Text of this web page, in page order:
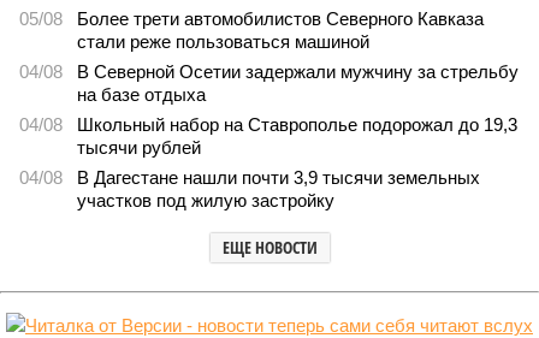
05/08
Более трети автомобилистов Северного Кавказа
стали реже пользоваться машиной
04/08
В Северной Осетии задержали мужчину за стрельбу
на базе отдыха
04/08
Школьный набор на Ставрополье подорожал до 19,3
тысячи рублей
04/08
В Дагестане нашли почти 3,9 тысячи земельных
участков под жилую застройку
ЕЩЕ НОВОСТИ